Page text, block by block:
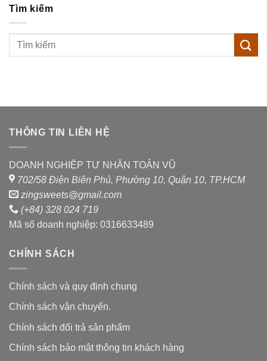
Tìm kiếm
THÔNG TIN LIÊN HỆ
DOANH NGHIỆP TƯ NHÂN TOẢN VŨ
702/58 Điện Biên Phủ, Phường 10, Quận 10, TP.HCM
zingsweets@gmail.com
(+84) 328 024 719
Mã số doanh nghiệp: 0316633489
CHÍNH SÁCH
Chính sách và quy định chung
Chính sách vận chuyển.
Chính sách đổi trả sản phẩm
Chính sách bảo mật thông tin khách hàng